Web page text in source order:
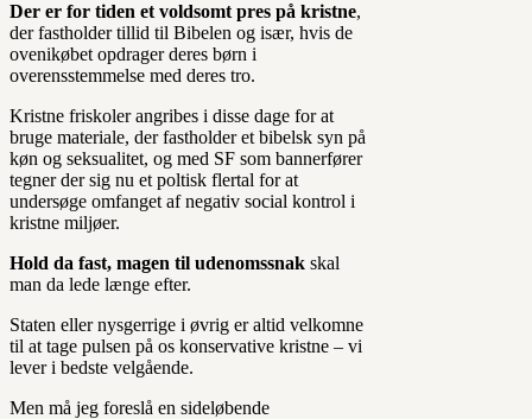
Der er for tiden et voldsomt pres på kristne,
der fastholder tillid til Bibelen og især, hvis de
ovenikøbet opdrager deres børn i
overensstemmelse med deres tro.
Kristne friskoler angribes i disse dage for at
bruge materiale, der fastholder et bibelsk syn på
køn og seksualitet, og med SF som bannerfører
tegner der sig nu et poltisk flertal for at
undersøge omfanget af negativ social kontrol i
kristne miljøer.
Hold da fast, magen til udenomssnak skal
man da lede længe efter.
Staten eller nysgerrige i øvrig er altid velkomne
til at tage pulsen på os konservative kristne – vi
lever i bedste velgående.
Men må jeg foreslå en sideløbende